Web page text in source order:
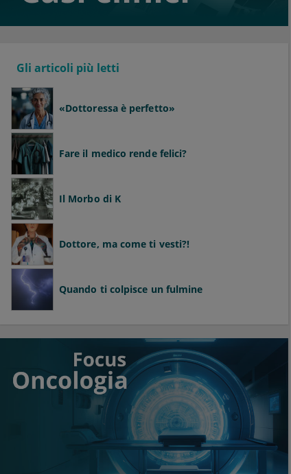
Gli articoli più letti
«Dottoressa è perfetto»
Fare il medico rende felici?
Il Morbo di K
Dottore, ma come ti vesti?!
Quando ti colpisce un fulmine